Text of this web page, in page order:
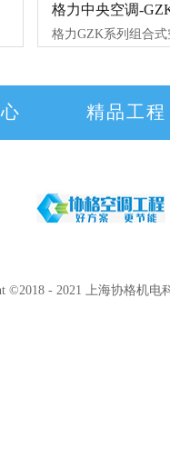
格力中央空调-
格力GZK系列组合
精品工程
©2018 - 2021 上海协格机电